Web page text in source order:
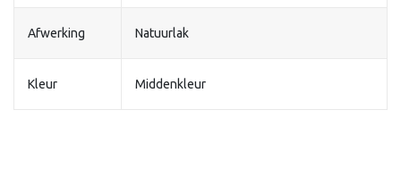
Afwerking Natuurlak
Kleur Middenkleur